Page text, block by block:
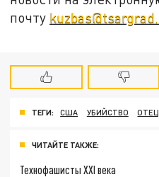
почту
ТЕГИ: США УБИЙСТВО ОТЕЦ
ЧИТАЙТЕ ТАКЖЕ:
Технофашисты XXI века